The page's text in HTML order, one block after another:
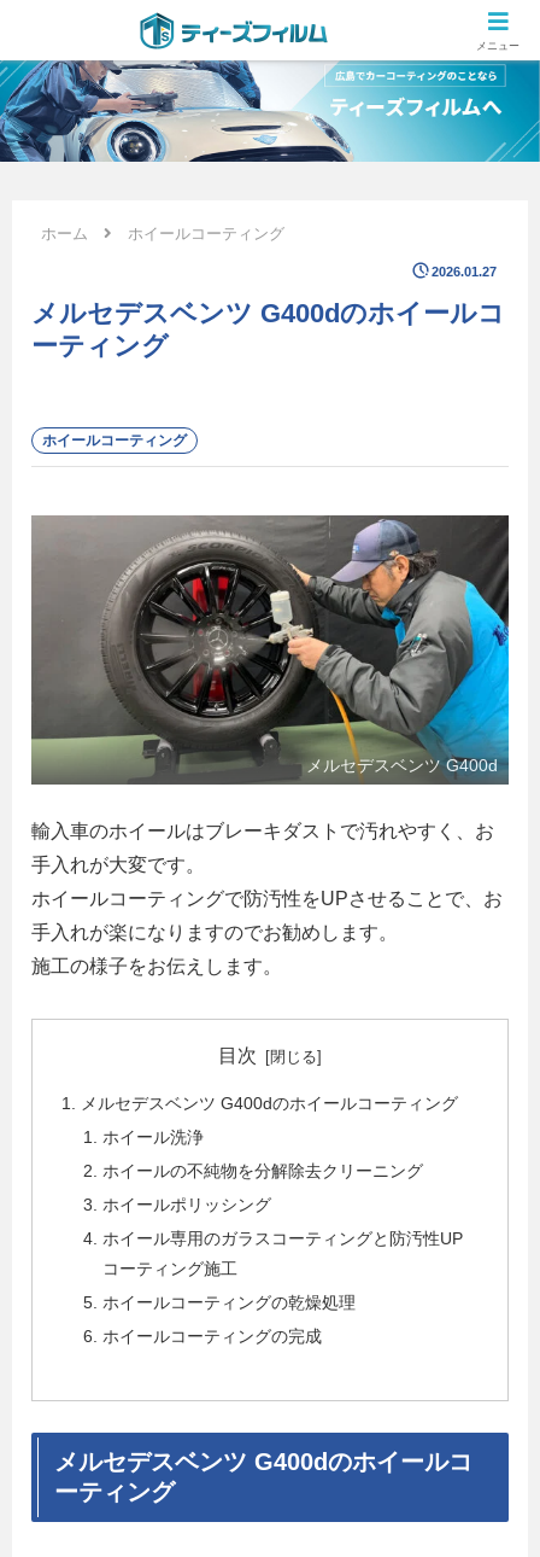
広島のカーコーティング専門店 ティーズフィルムの施工ブログ
ホーム ホイールコーティング
2026.01.27
メルセデスベンツ G400dのホイールコ
ーティング
ホイールコーティング
メルセデスベンツ G400d
輸入車のホイールはブレーキダストで汚れやすく、お
手入れが大変です。
ホイールコーティングで防汚性をUPさせることで、お
手入れが楽になりますのでお勧めします。
施工の様子をお伝えします。
目次
メルセデスベンツ G400dのホイールコーティング
ホイール洗浄
ホイールの不純物を分解除去クリーニング
ホイールポリッシング
ホイール専用のガラスコーティングと防汚性UP
コーティング施工
ホイールコーティングの乾燥処理
ホイールコーティングの完成
メルセデスベンツ G400dのホイールコ
ーティング
メニュー